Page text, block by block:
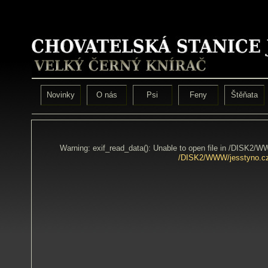
Novinky O nás Psi Feny Štěňata
Warning: exif_read_data(): Unable to open file in /DISK2/
/DISK2/WWW/